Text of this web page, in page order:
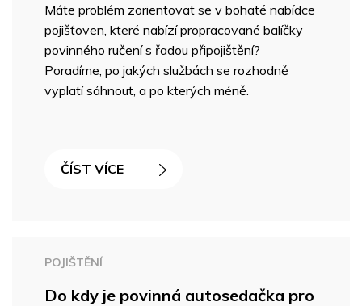
Máte problém zorientovat se v bohaté nabídce
pojišťoven, které nabízí propracované balíčky
povinného ručení s řadou připojištění?
Poradíme, po jakých službách se rozhodně
vyplatí sáhnout, a po kterých méně.
ČÍST VÍCE
POJIŠTĚNÍ
Do kdy je povinná autosedačka pro